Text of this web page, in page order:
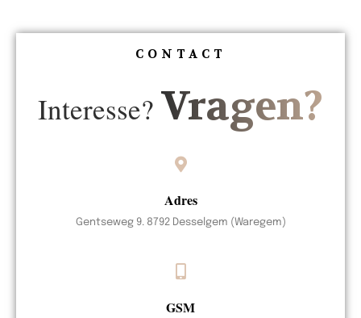
CONTACT
Interesse? Vragen?
Adres
Gentseweg 9. 8792 Desselgem (Waregem)
GSM